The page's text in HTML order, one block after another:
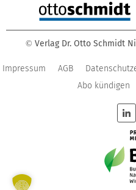
© Verlag Dr. Otto Schmidt
Impressum AGB
Abo kündigen